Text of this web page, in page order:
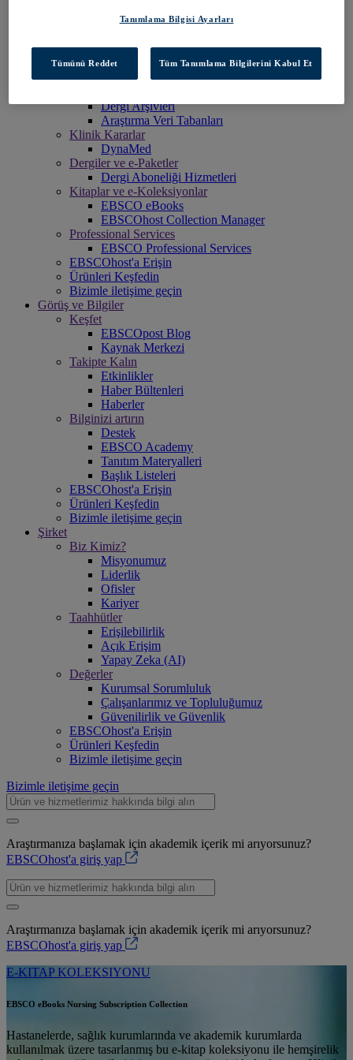
Full Text Finder
Panorama
Stacks
Veri Tabanları ve Arşivler
Dergi Arşivleri
Araştırma Veri Tabanları
Klinik Kararlar
DynaMed
Dergiler ve e-Paketler
Dergi Aboneliği Hizmetleri
Kitaplar ve e-Koleksiyonlar
EBSCO eBooks
EBSCOhost Collection Manager
Professional Services
EBSCO Professional Services
EBSCOhost'a Erişin
Ürünleri Keşfedin
Bizimle iletişime geçin
Görüş ve Bilgiler
Keşfet
EBSCOpost Blog
Kaynak Merkezi
Takipte Kalın
Etkinlikler
Haber Bültenleri
Haberler
Bilginizi artırın
Destek
EBSCO Academy
Tanıtım Materyalleri
Başlık Listeleri
EBSCOhost'a Erişin
Ürünleri Keşfedin
Bizimle iletişime geçin
Şirket
Biz Kimiz?
Misyonumuz
Liderlik
Ofisler
Kariyer
Taahhütler
Erişilebilirlik
Açık Erişim
Yapay Zeka (AI)
Değerler
Kurumsal Sorumluluk
Çalışanlarımız ve Topluluğumuz
Güvenilirlik ve Güvenlik
EBSCOhost'a Erişin
Ürünleri Keşfedin
Bizimle iletişime geçin
Bizimle iletişime geçin
Araştırmanıza başlamak için akademik içerik mi arıyorsunuz?
EBSCOhost'a giriş yap
Araştırmanıza başlamak için akademik içerik mi arıyorsunuz?
EBSCOhost'a giriş yap
E-KITAP KOLEKSIYONU
EBSCO eBooks Nursing Subscription Collection
Hastanelerde, sağlık kurumlarında ve akademik kurumlarda
kullanılmak üzere tasarlanmış bu e-kitap koleksiyonu ile hemşirelik
Tanımlama Bilgisi Ayarları
Tümünü Reddet Tüm Tanımlama Bilgilerini Kabul Et